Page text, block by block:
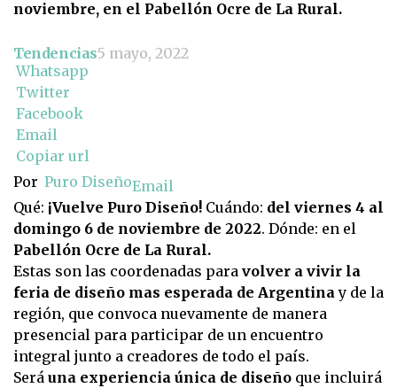
noviembre, en el Pabellón Ocre de La Rural.
Tendencias5 mayo, 2022
Whatsapp
Twitter
Facebook
Email
Copiar url
Por Puro DiseñoEmail
Qué: ¡Vuelve Puro Diseño! Cuándo: del viernes 4 al
domingo 6 de noviembre de 2022. Dónde: en el
Pabellón Ocre de La Rural.
Estas son las coordenadas para volver a vivir la
feria de diseño mas esperada de Argentinay de la
región, que convoca nuevamente de manera
presencial para participar de un encuentro
integral junto a creadores de todo el país.
Será una experiencia única de diseño que incluirá